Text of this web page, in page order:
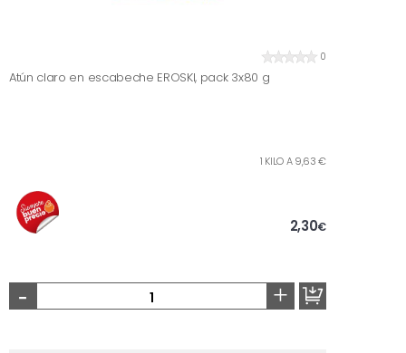
0
Atún claro en escabeche EROSKI, pack 3x80 g
1 KILO A 9,63 €
2,30€
- +